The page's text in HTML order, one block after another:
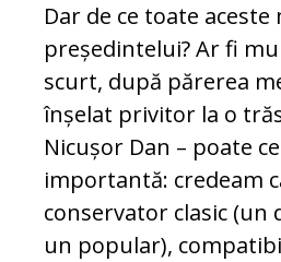
Dar de ce toate aceste
președintelui? Ar fi
scurt, după părerea
înșelat privitor la o
Nicușor Dan – poate
importantă: credeam
conservator clasic (un
un popular),